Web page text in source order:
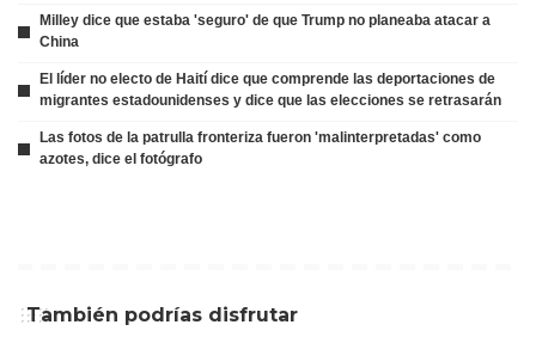
Milley dice que estaba 'seguro' de que Trump no planeaba atacar a
China
El líder no electo de Haití dice que comprende las deportaciones de
migrantes estadounidenses y dice que las elecciones se retrasarán
Las fotos de la patrulla fronteriza fueron 'malinterpretadas' como
azotes, dice el fotógrafo
También podrías disfrutar